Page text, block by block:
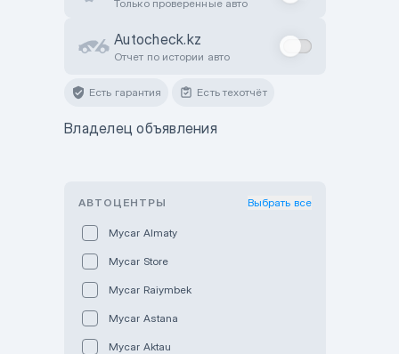
Только проверенные авто
Autocheck.kz
Отчет по истории авто
Есть гарантия Есть техотчёт
Владелец объявления
АВТОЦЕНТРЫ Выбрать все
Mycar Almaty
Mycar Store
Mycar Raiymbek
Mycar Astana
Mycar Aktau